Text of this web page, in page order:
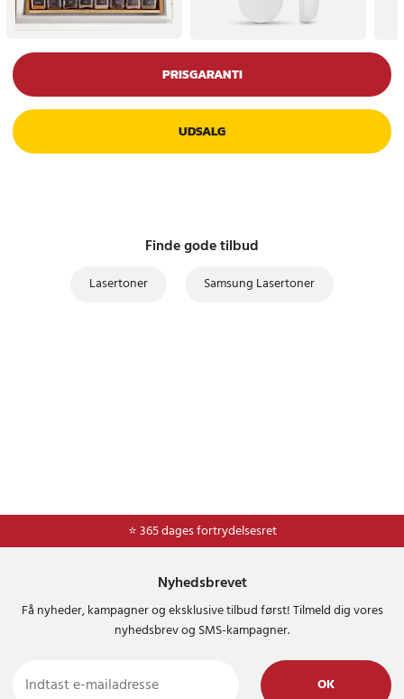
PRISGARANTI
UDSALG
Finde gode tilbud
Lasertoner Samsung Lasertoner
⭐ 365 dages fortrydelsesret
⭐ Nem og sikker betaling med mobilepay og dankort
Nyhedsbrevet
Få nyheder, kampagner og eksklusive tilbud først! Tilmeld dig vores
nyhedsbrev og SMS-kampagner.
OK